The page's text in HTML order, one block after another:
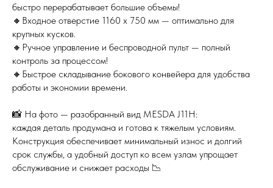
быстро перерабатывает большие объемы!
🔸Входное отверстие 1160 x 750 мм — оптимально для
крупных кусков.
🔸Ручное управление и беспроводной пульт — полный
контроль за процессом!
🔸Быстрое складывание бокового конвейера для удобства
работы и экономии времени.
📸 На фото — разобранный вид MESDA J11H:
каждая деталь продумана и готова к тяжелым условиям.
Конструкция обеспечивает минимальный износ и долгий
срок службы, а удобный доступ ко всем узлам упрощает
обслуживание и снижает расходы 📉